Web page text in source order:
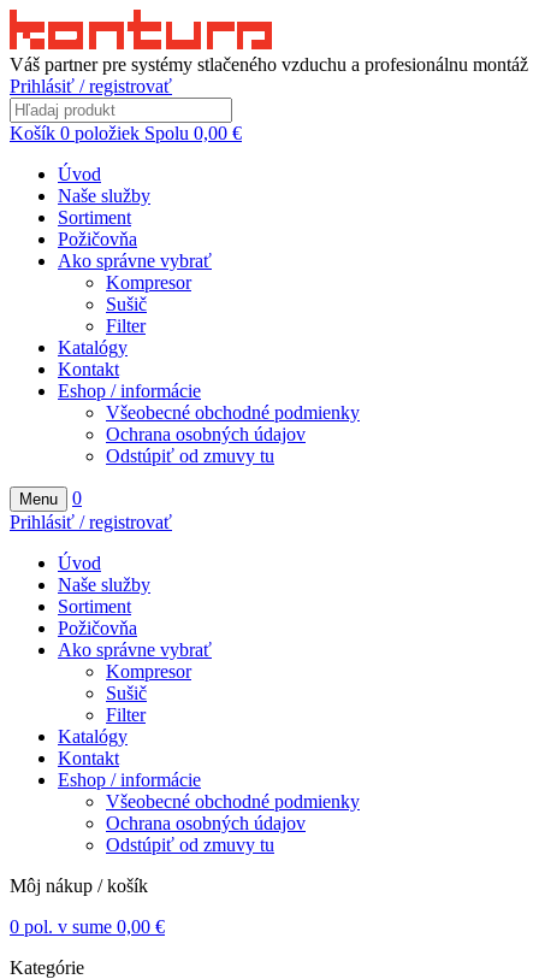
Váš partner pre systémy stlačeného vzduchu a profesionálnu montáž
Prihlásiť / registrovať
Košík 0 položiek Spolu 0,00 €
Úvod
Naše služby
Sortiment
Požičovňa
Ako správne vybrať
Kompresor
Sušič
Filter
Katalógy
Kontakt
Eshop / informácie
Všeobecné obchodné podmienky
Ochrana osobných údajov
Odstúpiť od zmuvy tu
Menu
0
Prihlásiť / registrovať
Úvod
Naše služby
Sortiment
Požičovňa
Ako správne vybrať
Kompresor
Sušič
Filter
Katalógy
Kontakt
Eshop / informácie
Všeobecné obchodné podmienky
Ochrana osobných údajov
Odstúpiť od zmuvy tu
Môj nákup / košík
0 pol. v sume 0,00 €
Kategórie